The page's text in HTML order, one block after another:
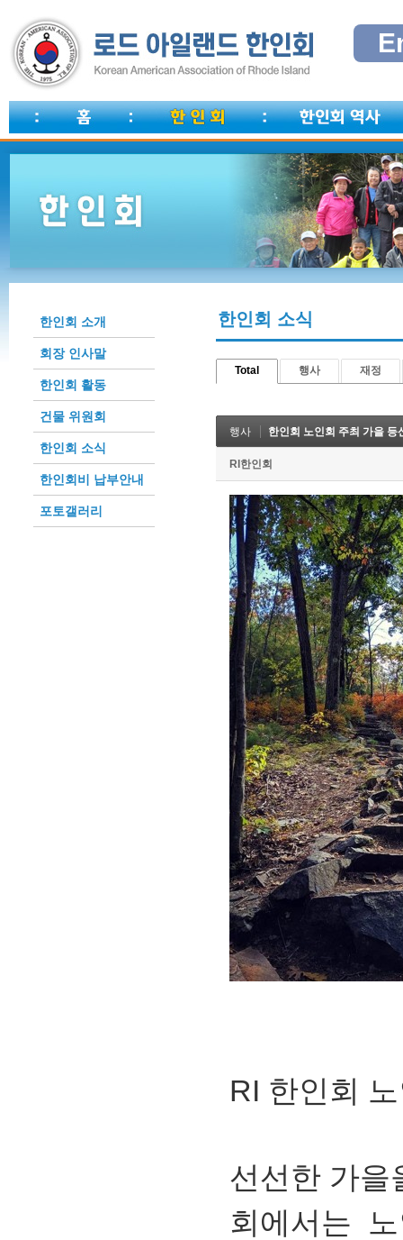
한인회 소개
회장 인사말
한인회 활동
건물 위원회
한인회 소식
한인회비 납부안내
포토갤러리
한인회 소식
Total 행사 재정
행사 한인회 노인회 주최 가을 등
RI한인회
RI 한인회
선선한 가을
회에서는